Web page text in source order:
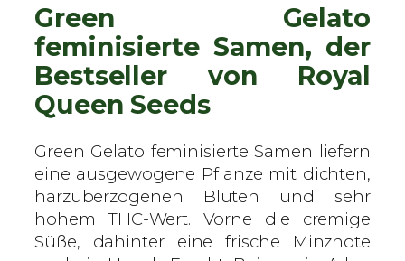
n
S
e
e
d
–
f
e
m
i
Green Gelato
feminisierte Samen, der
Bestseller von Royal
Queen Seeds
Green Gelato feminisierte Samen liefern
eine ausgewogene Pflanze mit dichten,
harzüberzogenen Blüten und sehr
hohem THC-Wert. Vorne die cremige
Süße, dahinter eine frische Minznote